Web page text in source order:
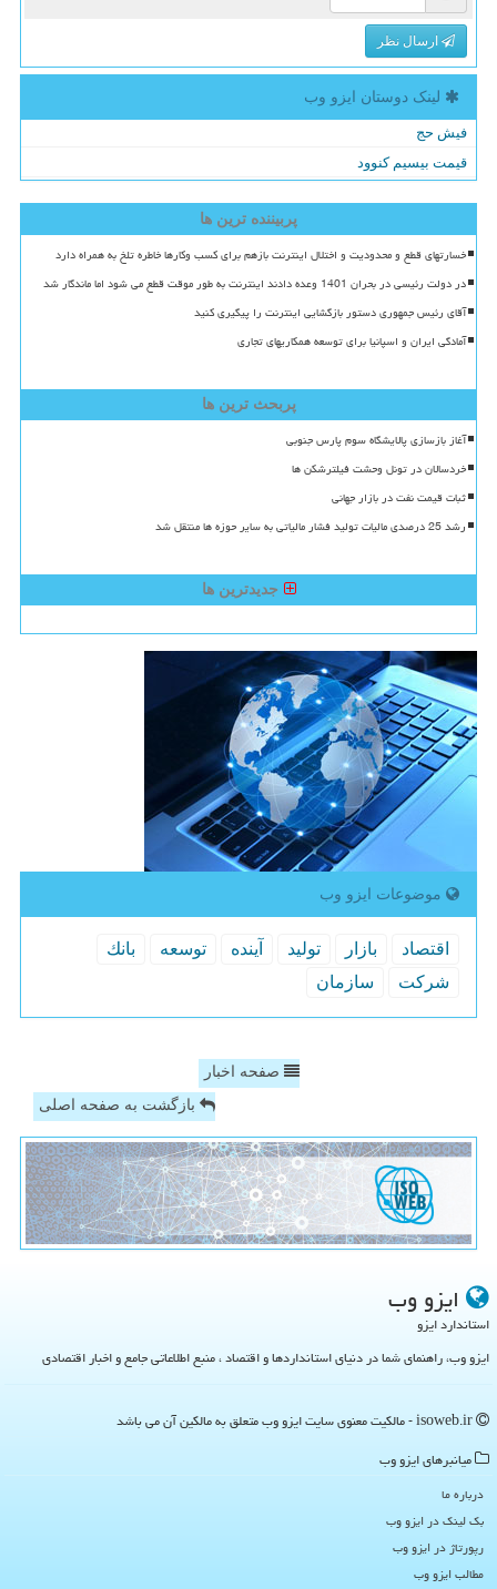
ارسال نظر
لینک دوستان ایزو وب
فیش حج
قیمت بیسیم کنوود
پربیننده ترین ها
خسارتهای قطع و محدودیت و اختلال اینترنت بازهم برای کسب وکارها خاطره تلخ به همراه دارد
در دولت رئیسی در بحران 1401 وعده دادند اینترنت به طور موقت قطع می شود اما ماندگار شد
آقای رئیس جمهوری دستور بازگشایی اینترنت را پیگیری کنید
آمادگی ایران و اسپانیا برای توسعه همکاریهای تجاری
پربحث ترین ها
آغاز بازسازی پالایشگاه سوم پارس جنوبی
خردسالان در تونل وحشت فیلترشکن ها
ثبات قیمت نفت در بازار جهانی
رشد 25 درصدی مالیات تولید فشار مالیاتی به سایر حوزه ها منتقل شد
جدیدترین ها
موضوعات ایزو وب
اقتصاد بازار تولید آینده توسعه
بانك
شركت
سازمان
صفحه اخبار
بازگشت به صفحه اصلی
ایزو وب
استاندارد ایزو
ایزو وب، راهنمای شما در دنیای استانداردها و اقتصاد ، منبع اطلاعاتی جامع و اخبار اقتصادی
میانبرهای ایزو وب
درباره ما
بک لینک در ایزو وب
رپورتاژ در ایزو وب
مطالب ایزو وب